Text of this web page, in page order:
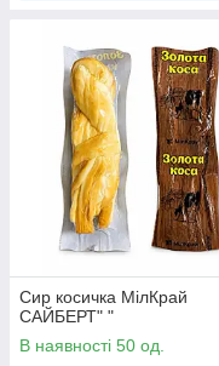
Сир косичка МілКрай
САЙБЕРТ" "
В наявності 50 од.